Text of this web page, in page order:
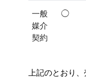
一般
媒介
契約
◯
上記のとおり